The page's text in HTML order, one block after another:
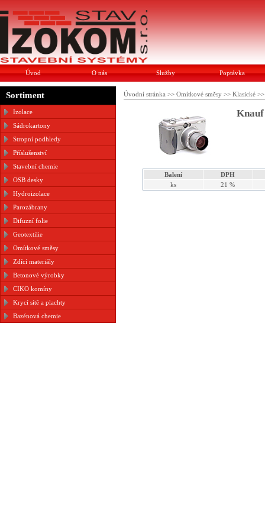
Úvod O nás Služby Poptávka
Sortiment
Izolace
Sádrokartony
Stropní podhledy
Příslušenství
Stavební chemie
OSB desky
Hydroizolace
Parozábrany
Difuzní folie
Geotextilie
Omítkové směsy
Zdící materiály
Betonové výrobky
CIKO komíny
Krycí sítě a plachty
Bazénová chemie
Úvodní stránka >> Omítkové směsy >> Klasické
Balení
DPH
ks
21 %